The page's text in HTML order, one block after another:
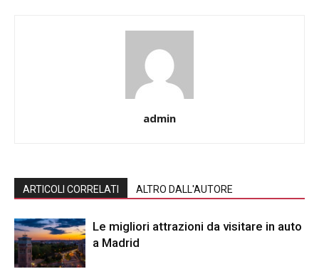
admin
ARTICOLI CORRELATI ALTRO DALL'AUTORE
Le migliori attrazioni da visitare in auto
a Madrid